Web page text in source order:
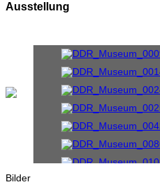
Ausstellung
Bilder